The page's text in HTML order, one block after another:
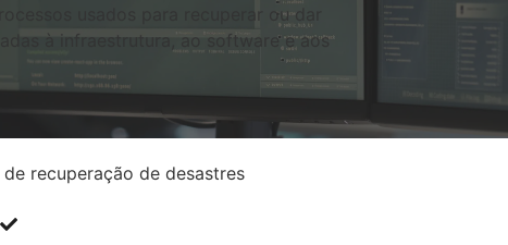
usados para recuperar ou dar
à infraestrutura, ao software e aos
recuperação de desastres